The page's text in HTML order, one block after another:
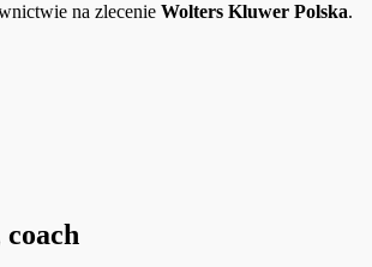
na zlecenie Wolters Kluwer Polska.